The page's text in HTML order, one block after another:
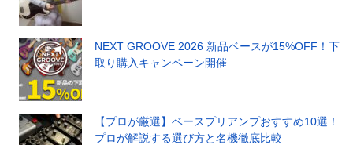
NEXT GROOVE 2026 新品ベースが15%OFF！下
取り購入キャンペーン開催
【プロが厳選】ベースプリアンプおすすめ10選！
プロが解説する選び方と名機徹底比較